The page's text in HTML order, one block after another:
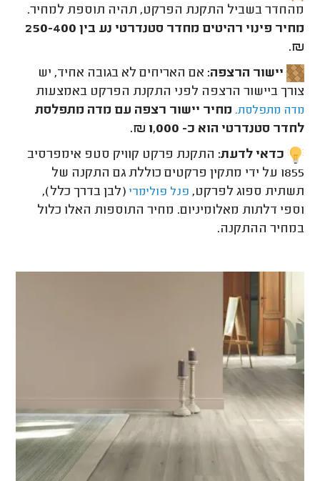
מהחדר בשביל התקנת הפרקט, תהיה תוספת למחיר.
מחיר פינוי רהיטים מחדר סטנדרטי נע בין 250-400
₪.
יישור הרצפה: אם האריחים לא בגובה אחיד, יש
צורך ביישור הרצפה לפני התקנת הפרקט באמצעות
מדה מתפלסת. מחיר יישור רצפה עם מדה מתפלסת
לחדר סטנדרטי הוא כ- 1,000 ₪.
כדאי לדעת: התקנת פרקט קוויק סטפ אימפרסיב
1855 על ידי מתקין פרקטים כוללת גם התקנה של
תשתית ספוג לפרקט, פנל פולימרי(לבן בדרך כלל),
וספי דלתות מאלומיניום. מחיר התוספות האלו כלול
במחיר ההתקנה.